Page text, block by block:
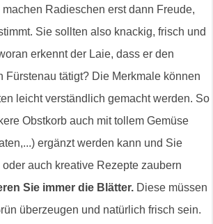
Radieschen erst dann Freude,
Sie sollten also knackig, frisch und
erkennt der Laie, dass er den
Fürstenau tätigt? Die Merkmale können
leicht verständlich gemacht werden. So
Obstkorb auch mit tollem Gemüse
ergänzt werden kann und Sie
auch kreative Rezepte zaubern
Sie immer die Blätter. Diese müssen
überzeugen und natürlich frisch sein.